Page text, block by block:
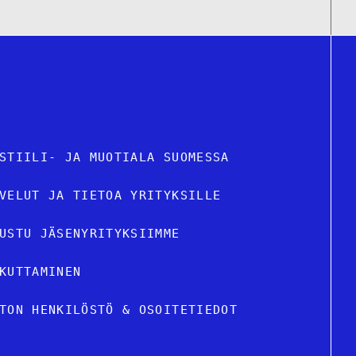
JA MUOTIALA SUOMESSA
JA TIETOA YRITYKSILLE
JÄSENYRITYKSIIMME
HENKILÖSTÖ & OSOITETIEDOT